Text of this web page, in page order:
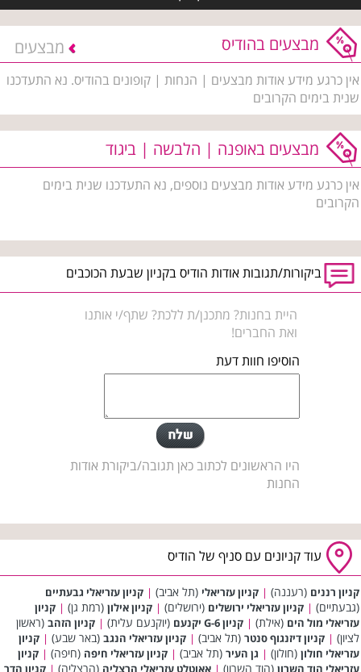
מבצעים בהודיס מבצעים
אין כרגע מידע אודות מבצעים | הנחות | קופונים בהודיס. נא התעדכנו
שנית בימים הקרובים
מבצעים באופנה | הלבשה | ביגוד
אין כרגע מידע אודות מבצעים נוספים, נא התעדכנו שנית בימים
הקרובים
ביקורות/תגובות אודות הודיס בקניון שבעת הכוכבים
היית בחנות? מתכנן/ת ללכת? שתף/י אותנו
ואת החברים!
הוסיפו חוות דעת
היו הראשונים לכתוב כאן תגובה/ביקורת אודות
החנות
עוד קניונים עם סניף של הודיס
קניון רננים (רעננה) | קניון עזריאלי (תל אביב) | קניון עזריאלי גבעתיים
(גבעתיים) | קניון עזריאלי ירושלים (ירושלים) | קניון אילון (רמת גן) | קניון
עזריאלי מול הים (אילת) | קניון G-6 יקנעם (יוקנעם עלית) | קניון הזהב (ראשון
לציון) | קניון דיזנגוף סנטר (תל אביב) | קניון עזריאלי הנגב (באר שבע) | קניון
עזריאלי חולון (חולון) | גן העיר (תל אביב) | קניון עזריאלי חיפה (חיפה) | קניון
עזריאלי הוד השרון (הוד השרון) | אאוטלט עזריאלי הרצליה (הרצליה) | קניון הדר